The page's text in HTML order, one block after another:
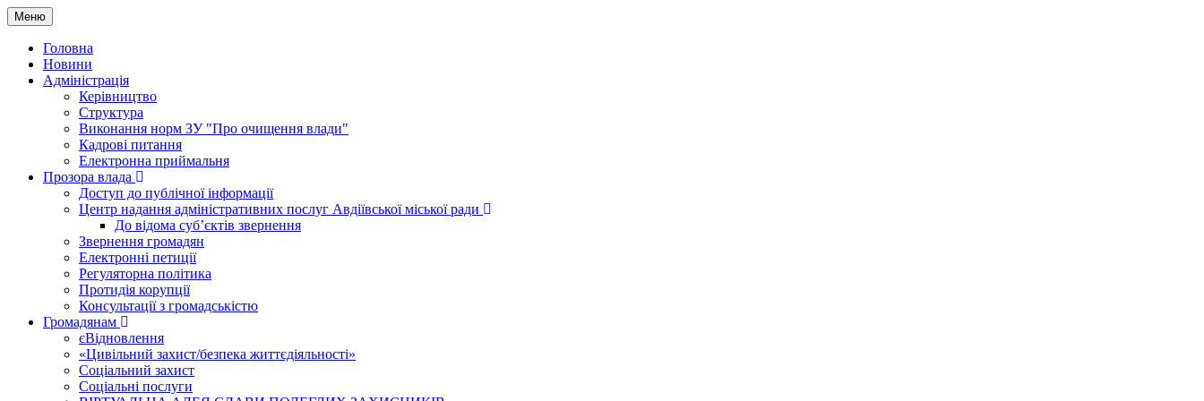
Меню
Головна
Новини
Адміністрація
Керівництво
Структура
Виконання норм ЗУ "Про очищення влади"
Кадрові питання
Електронна приймальня
Прозора влада
Доступ до публічної інформації
Центр надання адміністративних послуг Авдіївської міської ради
До відома суб’єктів звернення
Звернення громадян
Електронні петиції
Регуляторна політика
Протидія корупції
Консультації з громадськістю
Громадянам
єВідновлення
«Цивільний захист/безпека життєдіяльності»
Соціальний захист
Соціальні послуги